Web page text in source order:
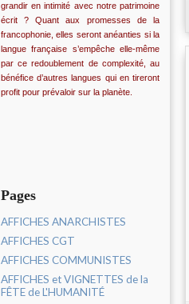
grandir en intimité avec notre patrimoine
écrit ? Quant aux promesses de la
francophonie, elles seront anéanties si la
langue française s’empêche elle-même
par ce redoublement de complexité, au
bénéfice d’autres langues qui en tireront
profit pour prévaloir sur la planète.
Pages
AFFICHES ANARCHISTES
AFFICHES CGT
AFFICHES COMMUNISTES
AFFICHES et VIGNETTES de la
FÊTE de L'HUMANITÉ